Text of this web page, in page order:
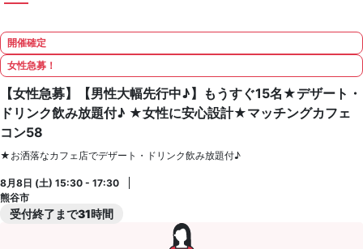
開催確定
女性急募！
【女性急募】【男性大幅先行中♪】もうすぐ15名★デザート・
ドリンク飲み放題付♪ ★女性に安心設計★マッチングカフェ
コン58
★お洒落なカフェ店でデザート・ドリンク飲み放題付♪
8月8日 (土) 15:30 - 17:30
熊谷市
受付終了まで31時間